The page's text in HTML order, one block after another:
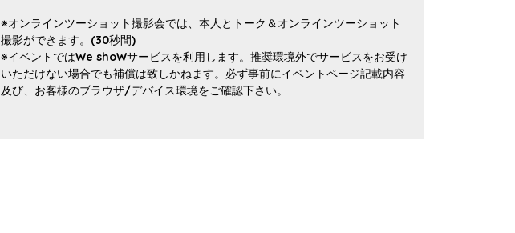
※オンラインツーショット撮影会では、本人とトーク＆オンラインツーショット
撮影ができます。(30秒間)
※イベントではWe shoWサービスを利用します。推奨環境外でサービスをお受け
いただけない場合でも補償は致しかねます。必ず事前にイベントページ記載内容
及び、お客様のブラウザ/デバイス環境をご確認下さい。